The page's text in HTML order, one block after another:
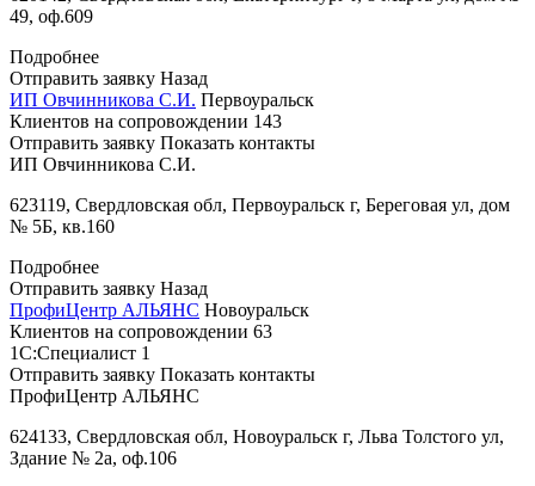
49, оф.609
Подробнее
Отправить заявку Назад
ИП Овчинникова С.И. Первоуральск
Клиентов на сопровождении 143
Отправить заявку Показать контакты
ИП Овчинникова С.И.
623119, Свердловская обл, Первоуральск г, Береговая ул, дом
№ 5Б, кв.160
Подробнее
Отправить заявку Назад
ПрофиЦентр АЛЬЯНС Новоуральск
Клиентов на сопровождении 63
1С:Специалист 1
Отправить заявку Показать контакты
ПрофиЦентр АЛЬЯНС
624133, Свердловская обл, Новоуральск г, Льва Толстого ул,
Здание № 2а, оф.106